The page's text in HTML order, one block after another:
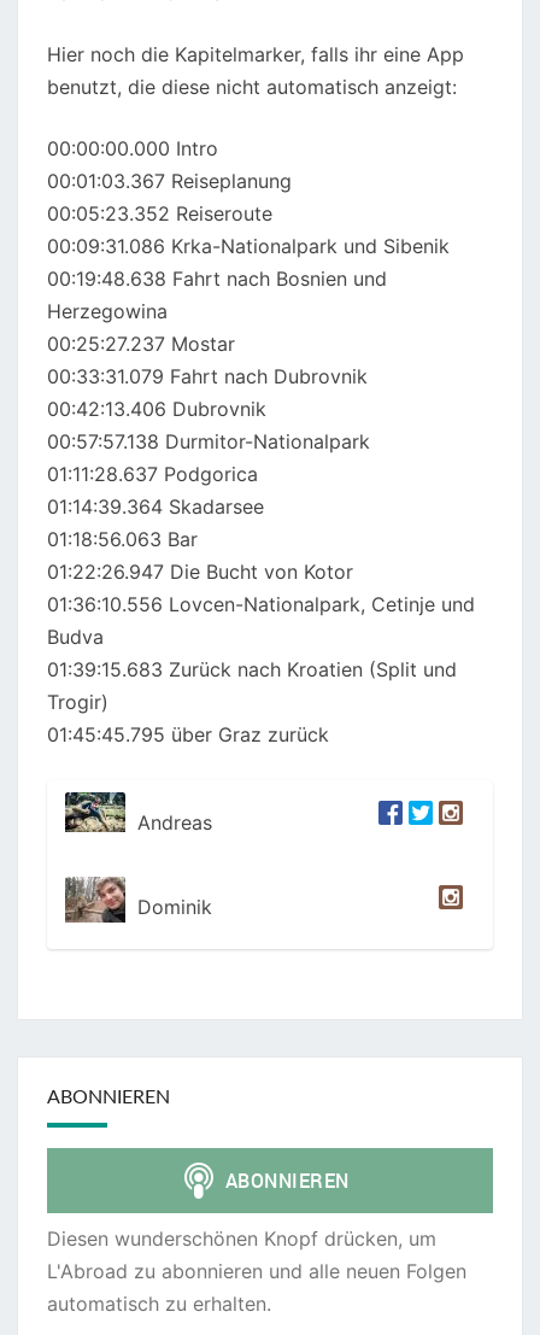
Hier noch die Kapitelmarker, falls ihr eine App
benutzt, die diese nicht automatisch anzeigt:
00:00:00.000 Intro
00:01:03.367 Reiseplanung
00:05:23.352 Reiseroute
00:09:31.086 Krka-Nationalpark und Sibenik
00:19:48.638 Fahrt nach Bosnien und
Herzegowina
00:25:27.237 Mostar
00:33:31.079 Fahrt nach Dubrovnik
00:42:13.406 Dubrovnik
00:57:57.138 Durmitor-Nationalpark
01:11:28.637 Podgorica
01:14:39.364 Skadarsee
01:18:56.063 Bar
01:22:26.947 Die Bucht von Kotor
01:36:10.556 Lovcen-Nationalpark, Cetinje und
Budva
01:39:15.683 Zurück nach Kroatien (Split und
Trogir)
01:45:45.795 über Graz zurück
Andreas
Dominik
ABONNIEREN
Diesen wunderschönen Knopf drücken, um
L'Abroad zu abonnieren und alle neuen Folgen
automatisch zu erhalten.